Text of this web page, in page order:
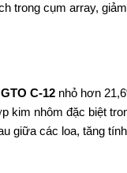
trong cụm array,
C-12 nhỏ hơn
kim nhôm đặc biệt
giữa các loa, tăng